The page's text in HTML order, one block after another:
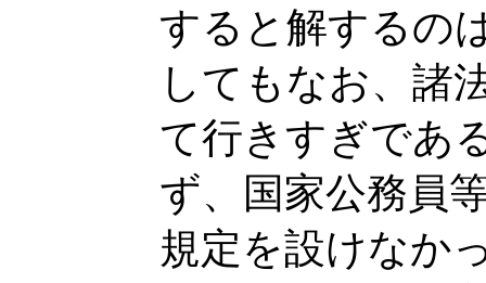
すると解するの
してもなお、諸
て行きすぎであ
ず、国家公務員
規定を設けなか